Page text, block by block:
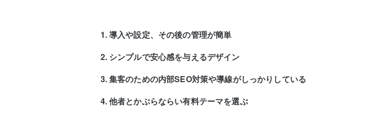
導入や設定、その後の管理が簡単
シンプルで安心感を与えるデザイン
集客のための内部SEO対策や導線がしっかりしている
他者とかぶらならい有料テーマを選ぶ